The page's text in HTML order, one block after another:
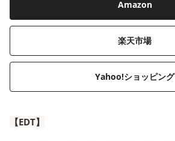
Amazon
楽天市場
Yahoo!ショッピング
【EDT】